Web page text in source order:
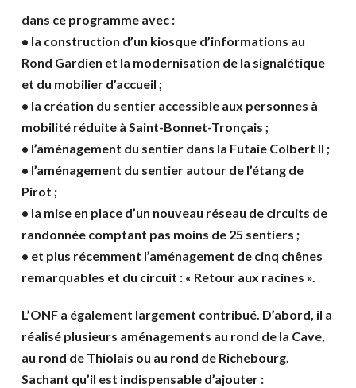
dans ce programme avec :
• la construction d’un kiosque d’informations au
Rond Gardien et la modernisation de la signalétique
et du mobilier d’accueil ;
• la création du sentier accessible aux personnes à
mobilité réduite à Saint-Bonnet-Tronçais ;
• l’aménagement du sentier dans la Futaie Colbert II ;
• l’aménagement du sentier autour de l’étang de
Pirot ;
• la mise en place d’un nouveau réseau de circuits de
randonnée comptant pas moins de 25 sentiers ;
• et plus récemment l’aménagement de cinq chênes
remarquables et du circuit : « Retour aux racines ».
L’ONF a également largement contribué. D’abord, il a
réalisé plusieurs aménagements au rond de la Cave,
au rond de Thiolais ou au rond de Richebourg.
Sachant qu’il est indispensable d’ajouter :